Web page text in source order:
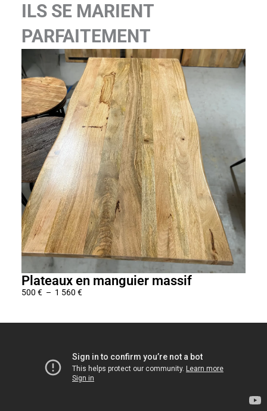
ILS SE MARIENT
PARFAITEMENT
Plateaux en manguier massif
500 € – 1 560 €
e
d
e